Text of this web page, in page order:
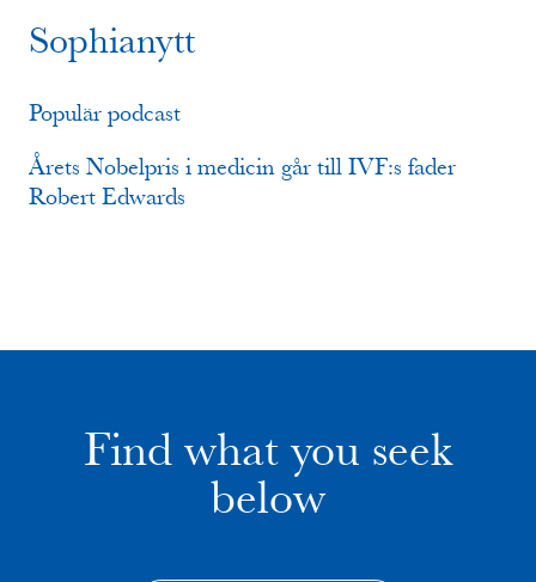
Sophianytt
Populär podcast
Årets Nobelpris i medicin går till IVF:s fader
Robert Edwards
Find what you seek
below